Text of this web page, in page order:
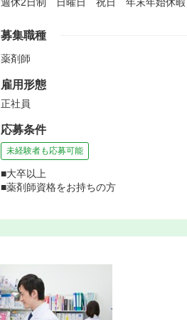
募集職種
薬剤師
雇用形態
正社員
応募条件
未経験者も応募可能
■大卒以上
■薬剤師資格をお持ちの方